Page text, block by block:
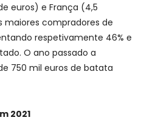
euros) e França (4,5
maiores compradores de
respetivamente 46% e
O ano passado a
750 mil euros de batata
2021